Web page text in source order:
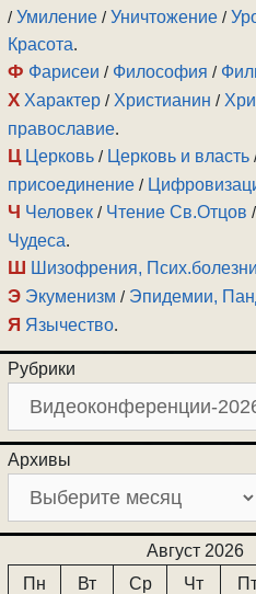
/Умиление /Уничтожение /
Красота.
Ф Фарисеи / Философия /
Х Характер / Христианин /
православие.
Ц Церковь / Церковь и власть
присоединение /
Ч Человек / Чтение Св.Отцов /
Чудеса.
Ш Шизофрения, Псих.болезни
Э Экуменизм / Эпидемии,
Я Язычество.
Рубрики
Архивы
Август 2026
Пн
Вт Ср Чт